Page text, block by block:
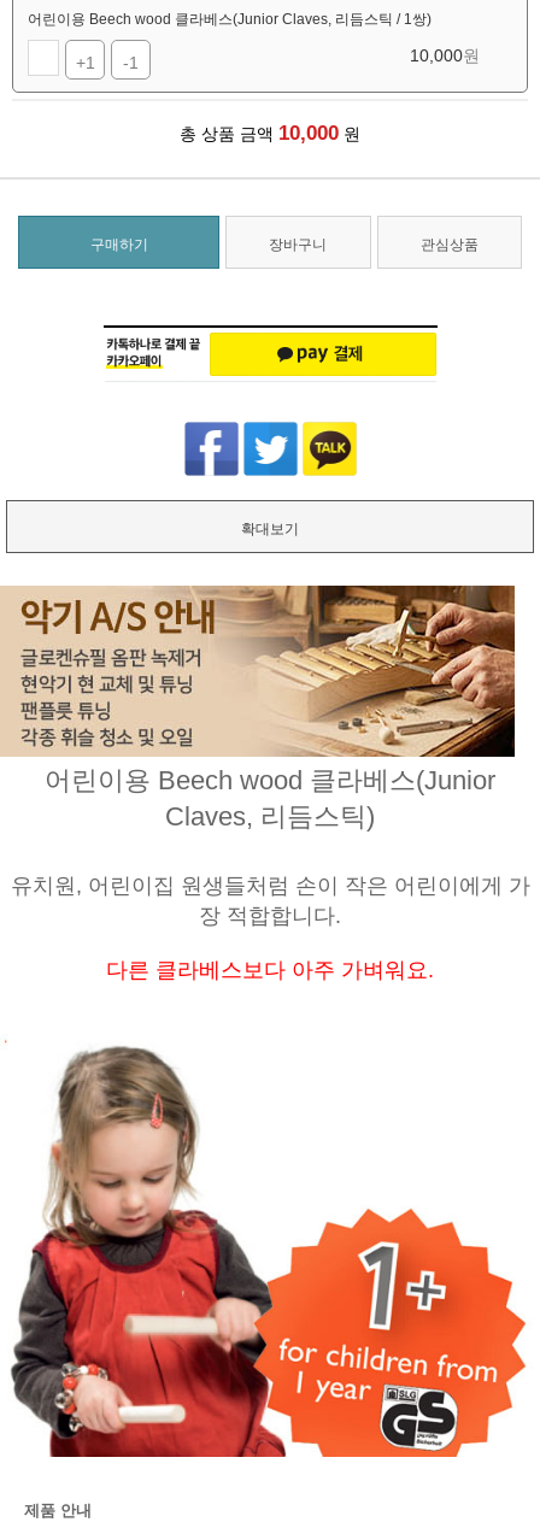
어린이용 Beech wood 클라베스(Junior Claves, 리듬스틱 / 1쌍)
+1 -1 10,000원
총 상품 금액 10,000 원
구매하기 장바구니 관심상품
확대보기
어린이용 Beech wood 클라베스(Junior
Claves, 리듬스틱)
유치원, 어린이집 원생들처럼 손이 작은 어린이에게 가
장 적합합니다.
다른 클라베스보다 아주 가벼워요.
제품 안내